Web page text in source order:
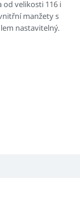
od velikosti 116 i
manžety s
nastavitelný.